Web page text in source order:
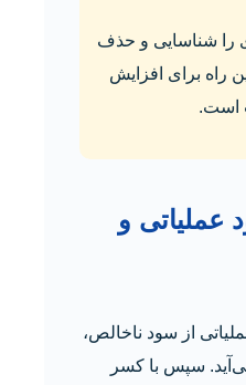
را شناسایی و حذف
راه برای افزایش
است.
عملیاتی و
از سود ناخالص،
سپس با کسر